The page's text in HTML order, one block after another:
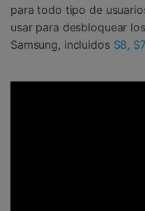
para todo tipo de
usar para desbloquear
Samsung, incluidos S8,